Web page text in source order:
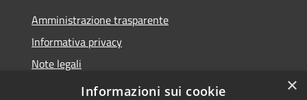
Amministrazione trasparente
Informativa privacy
Note legali
Dichiarazione di accessibilità
×
Informazioni sui cookie